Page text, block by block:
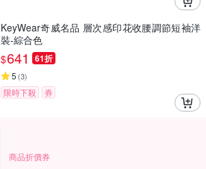
KeyWear奇威名品 層次感印花收腰調節短袖洋
裝-綜合色
$641 61折
5 (3)
限時下殺 券
商品折價券